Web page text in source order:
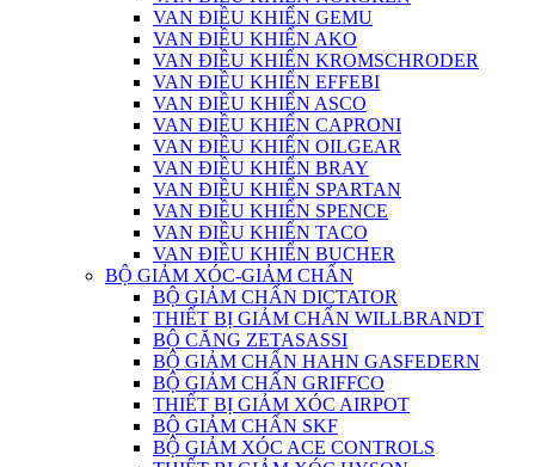
VAN ĐIỀU KHIỂN GEMU
VAN ĐIỀU KHIỂN AKO
VAN ĐIỀU KHIỂN KROMSCHRODER
VAN ĐIỀU KHIỂN EFFEBI
VAN ĐIỀU KHIỂN ASCO
VAN ĐIỀU KHIỂN CAPRONI
VAN ĐIỀU KHIỂN OILGEAR
VAN ĐIỀU KHIỂN BRAY
VAN ĐIỀU KHIỂN SPARTAN
VAN ĐIỀU KHIỂN SPENCE
VAN ĐIỀU KHIỂN TACO
VAN ĐIỀU KHIỂN BUCHER
BỘ GIẢM XÓC-GIẢM CHẤN
BỘ GIẢM CHẤN DICTATOR
THIẾT BỊ GIẢM CHẤN WILLBRANDT
BỘ CĂNG ZETASASSI
BỘ GIẢM CHẤN HAHN GASFEDERN
BỘ GIẢM CHẤN GRIFFCO
THIẾT BỊ GIẢM XÓC AIRPOT
BỘ GIẢM CHẤN SKF
BỘ GIẢM XÓC ACE CONTROLS